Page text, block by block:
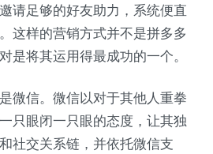
请足够的好友助力，系统便直
这样的营销方式并不是拼多多
是将其运用得最成功的一个。
微信。微信以对于其他人重拳
只眼闭一只眼的态度，让其独
社交关系链，并依托微信支